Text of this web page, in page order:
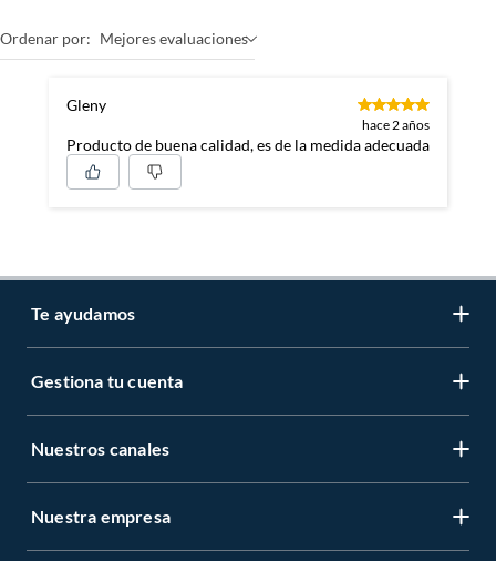
Ordenar por: Mejores evaluaciones
Gleny
hace 2 años
Producto de buena calidad, es de la medida adecuada
Te ayudamos
LIbro de reclamaciones
Legales
Gestiona tu cuenta
Mi cuenta
Nuestros canales
Tiendas Sodimac y Maestro
Nuestra empresa